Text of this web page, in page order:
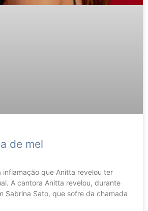
de mel
inflamação que Anitta revelou ter
A cantora Anitta revelou, durante
Sabrina Sato, que sofre da chamada